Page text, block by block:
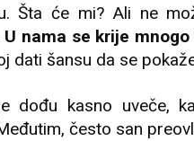
Šta će mi? Ali ne
U nama se krije
dati šansu da se
dođu kasno uveče,
često san